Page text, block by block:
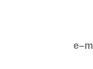
e–